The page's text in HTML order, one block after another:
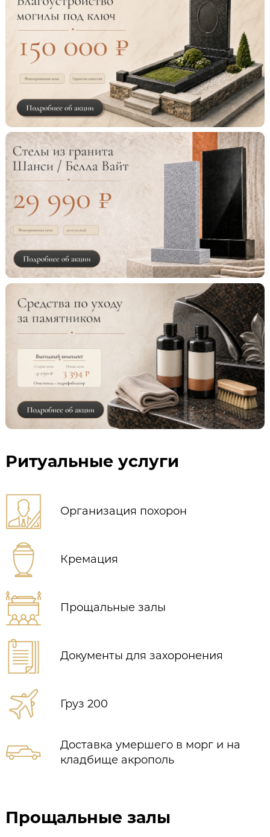
Ритуальные услуги
Организация похорон
Кремация
Прощальные залы
Документы для захоронения
Груз 200
Доставка умершего в морг и на
кладбище акрополь
Прощальные залы